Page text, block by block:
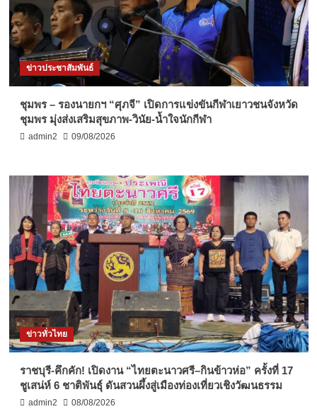
ข่าวประชาสัมพันธ์
ชุมพร – รองนายกฯ “ศุภจี” เปิดการแข่งขันกีฬาเยาวชนจังหวัด
ชุมพร มุ่งส่งเสริมสุขภาพ-วินัย-น้ำใจนักกีฬา
admin2 09/08/2026
ข่าวทั่วไทย
ราชบุรี-คึกคัก! เปิดงาน “ไทยตะนาวศรี–กินข้าวห่อ” ครั้งที่ 17
ชูเสน่ห์ 6 ชาติพันธุ์ ดันสวนผึ้งสู่เมืองท่องเที่ยวเชิงวัฒนธรรม
admin2 08/08/2026